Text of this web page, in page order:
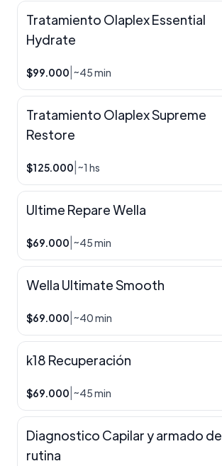
Tratamiento Olaplex Essential
Hydrate
$99.000 ~45 min
Tratamiento Olaplex Supreme
Restore
$125.000 ~1 hs
Ultime Repare Wella
$69.000 ~45 min
Wella Ultimate Smooth
$69.000 ~40 min
k18 Recuperación
$69.000 ~45 min
Diagnostico Capilar y armado de
rutina